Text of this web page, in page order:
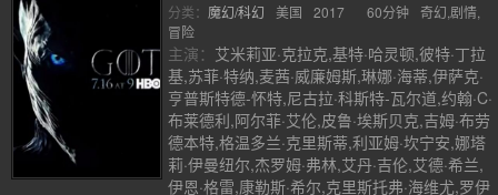
分类： 魔幻/科幻 美国 2017 60分钟
奇幻,剧情,
冒险
主演： 艾米莉亚·克拉克,基特·哈灵顿,彼特·丁拉
基,苏菲·特纳,麦茜·威廉姆斯,琳娜·海蒂,伊萨克·
亨普斯特德-怀特,尼古拉·科斯特-瓦尔道,约翰·C·
布莱德利,阿尔菲·艾伦,皮鲁·埃斯贝克,吉姆·布劳
德本特,格温多兰·克里斯蒂,利亚姆·坎宁安,娜塔
莉·伊曼纽尔,杰罗姆·弗林,艾丹·吉伦,艾德·希兰,
伊恩·格雷,康勒斯·希尔,克里斯托弗·海维尤,罗伊